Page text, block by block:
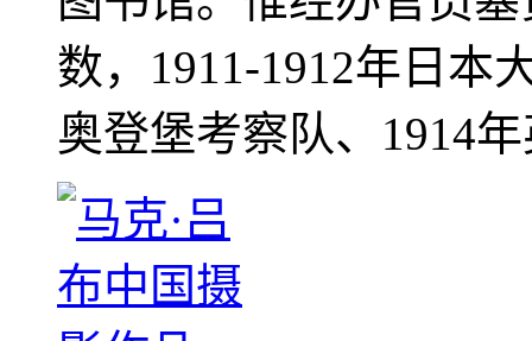
数，1911-1912年日本
奥登堡考察队、1914